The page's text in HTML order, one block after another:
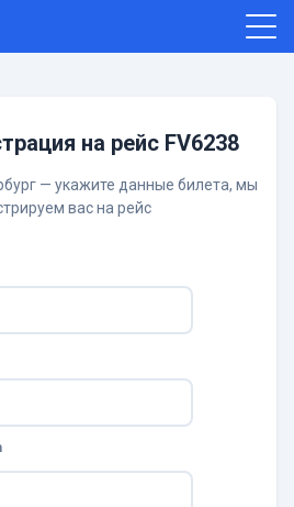
на рейс FV6238
— укажите данные билета, мы
вас на рейс